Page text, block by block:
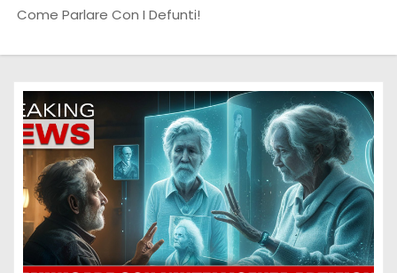
Come Parlare Con I Defunti!